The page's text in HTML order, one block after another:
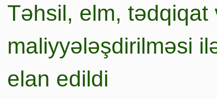
Təhsil, elm,
maliyyələşdirilməsi
elan edildi